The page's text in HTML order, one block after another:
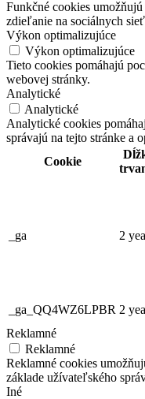
Funkčné cookies
zdieľanie na sociálnych
Výkon optimalizujúce
Výkon optimalizujúce
Tieto cookies pomáhajú
webovej stránky.
Analytické
Analytické
Analytické cookies
správajú na tejto stránke a
Cookie
_ga 2
_ga_QQ4WZ6LPBR 2
Reklamné
Reklamné
Reklamné cookies
základe užívateľského
Iné